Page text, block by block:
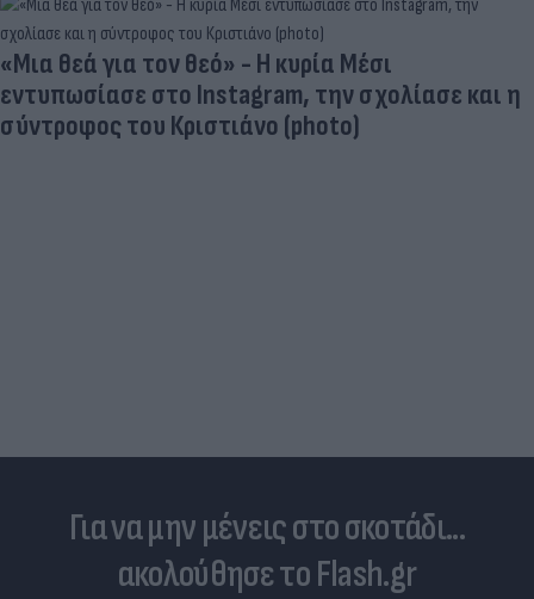
«Μια θεά για τον θεό» - Η κυρία Μέσι
εντυπωσίασε στο Instagram, την σχολίασε και η
σύντροφος του Κριστιάνο (photo)
Για να μην μένεις στο σκοτάδι...
ακολούθησε το Flash.gr